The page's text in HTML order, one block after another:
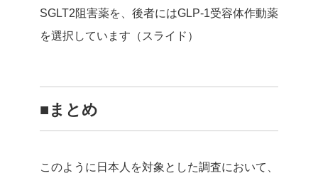
SGLT2阻害薬を、後者にはGLP-1受容体作動薬
を選択しています（スライド）
■まとめ
このように日本人を対象とした調査において、